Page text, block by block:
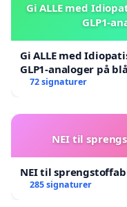
Gi ALLE med
GLP1-
Gi ALLE med
GLP1-analoger på
72 signaturer
NEI til
NEI til
285 signaturer